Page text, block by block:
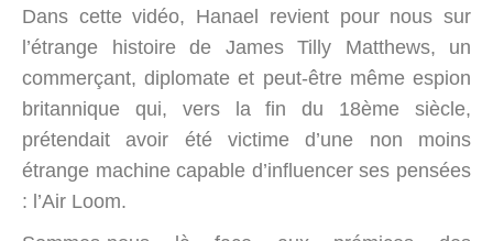
Dans cette vidéo, Hanael revient pour nous sur
l’étrange histoire de James Tilly Matthews, un
commerçant, diplomate et peut-être même espion
britannique qui, vers la fin du 18ème siècle,
prétendait avoir été victime d’une non moins
étrange machine capable d’influencer ses pensées
: l’Air Loom.